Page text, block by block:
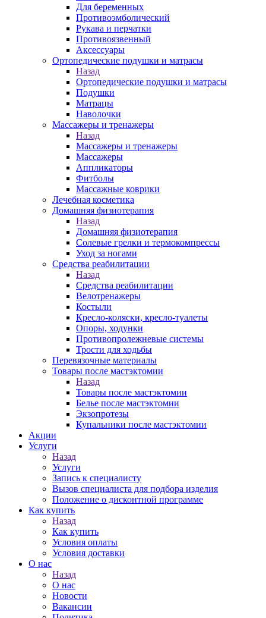
Для беременных
Противоэмболический
Рукава и перчатки
Противоязвенный
Аксессуары
Ортопедические подушки и матрасы
Назад
Ортопедические подушки и матрасы
Подушки
Матрацы
Наволочки
Массажеры и тренажеры
Назад
Массажеры и тренажеры
Массажеры
Аппликаторы
Фитболы
Массажные коврики
Лечебная косметика
Домашняя физиотерапия
Назад
Домашняя физиотерапия
Солевые грелки и термокомпрессы
Уход за ногами
Средства реабилитации
Назад
Средства реабилитации
Велотренажеры
Костыли
Кресло-коляски, кресло-туалеты
Опоры, ходунки
Противопролежневые системы
Трости для ходьбы
Перевязочные материалы
Товары после мастэктомии
Назад
Товары после мастэктомии
Белье после мастэктомии
Экзопротезы
Купальники после мастэктомии
Акции
Услуги
Назад
Услуги
Запись к специалисту
Вызов специалиста для подбора изделия
Положение о дисконтной программе
Как купить
Назад
Как купить
Условия оплаты
Условия доставки
О нас
Назад
О нас
Новости
Вакансии